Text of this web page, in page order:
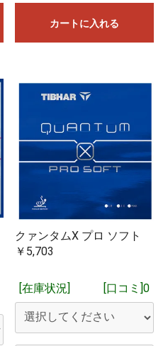
カートに入れる
クァンタムX プロ ソフト
￥5,703
[在庫状況] [口コミ]0